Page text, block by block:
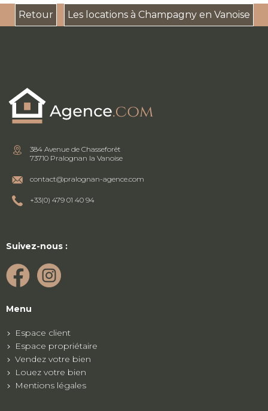
Retour Les locations à Champagny en Vanoise
384 Avenue de Chasseforêt
73710 Pralognan la Vanoise
contact@pralognan-agence.com
+33(0) 479 01 40 94
Suivez-nous :
Menu
Espace client
Espace propriétaire
Vendez votre bien
Louez votre bien
Mentions légales